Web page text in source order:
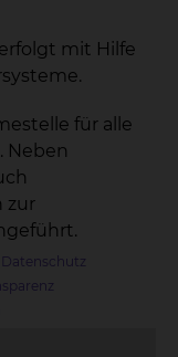
mit Hilfe
für alle
Neben
zur
Datenschutz